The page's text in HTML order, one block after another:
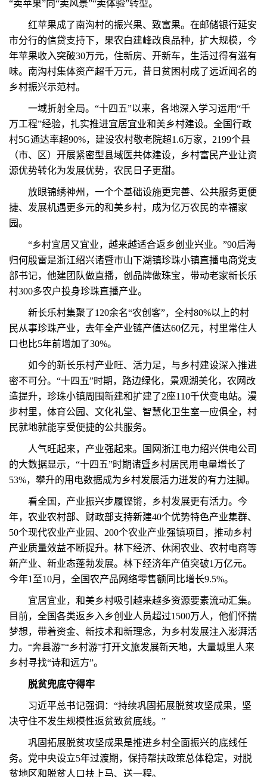
“卖苹果”向“卖风景”“卖体验”转型。
红苹果成了南沟村的振兴果、致富果。在邮储银行延安
市分行的信贷支持下，果农白建峰改良品种，扩大规模，今
年苹果收入突破30万元，住新房、开新车，生活过得有滋有
味。南沟村集体资产超千万元，昔日贫困村成了远近闻名的
乡村振兴示范村。
一域折射全局。“十四五”以来，各地深入学习运用“千
万工程”经验，扎实推进宜居宜业和美乡村建设。全国行政
村5G通达率超90%，建设农村敬老院超1.6万家，2199个县
（市、区）开展紧密型县域医共体建设，乡村富民产业让资
源优势转化为发展优势，农民日子更甜。
放眼锦绣神州，一个个基础设施更完善、公共服务更便
捷、发展机遇更多元的和美乡村，成为亿万农民的幸福家
园。
“乡村宜居又宜业，越来越适合返乡创业兴业。”90后海
归何殷雷是浙江绍兴诸暨市山下湖镇珍珠小镇直播电商党支
部书记，他建团队做直播，创品牌做珠宝，带动老家新长乐
村300多农户投身珍珠直播产业。
新长乐村集聚了120余名“农创客”，全村80%以上的村
民从事珍珠产业，去年全产业链产值达60亿元，村里常住人
口也比5年前增加了30%。
如今的新长乐村产业旺、活力足，与乡村建设深入推进
密不可分。“十四五”时期，路边绿化，景观湖美化，农网改
造提升，珍珠小镇周围新建和扩建了2座110千伏变电站。漫
步村里，体育公园、文化礼堂、智慧化卫生室一应俱全，村
民就地就能享受便捷的公共服务。
人气旺起来，产业强起来。国网浙江电力绍兴供电公司
的大数据显示，“十四五”时期诸暨乡村居民用电量增长了
53%，攀升的用电数据成为乡村发展活力迸发的有力注脚。
看全国，产业振兴步履铿锵，乡村发展更有活力。今
年，农业农村部、财政部支持新建40个优势特色产业集群、
50个现代农业产业园、200个农业产业强镇项目，推动乡村
产业质量效益不断提升。林下经济、休闲农业、农村电商等
新产业、新业态蓬勃发展。林下经济年产值突破1万亿元。
今年1至10月，全国农产品网络零售额同比增长9.5%。
宜居宜业，和美乡村吸引越来越多资源要素流动汇集。
目前，全国各类返乡入乡创业人员超过1500万人，他们怀揣
梦想，带着资金、新技术和新理念，为乡村发展注入澎湃活
力。“奔县游”“乡村游”打开文旅发展新天地，大量城里人来
乡村寻找“诗和远方”。
脱贫兜底守得牢
习近平总书记强调：“持续巩固拓展脱贫攻坚成果，坚
决守住不发生规模性返贫致贫底线。”
巩固拓展脱贫攻坚成果是推进乡村全面振兴的底线任
务。党中央设立5年过渡期，保持帮扶政策总体稳定，对脱
贫地区和脱贫人口扶上马、送一程。